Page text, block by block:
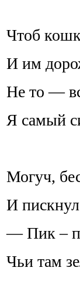
Чтоб
И им
Не то —
Я самый
Могуч,
И
— Пик –
Чьи там